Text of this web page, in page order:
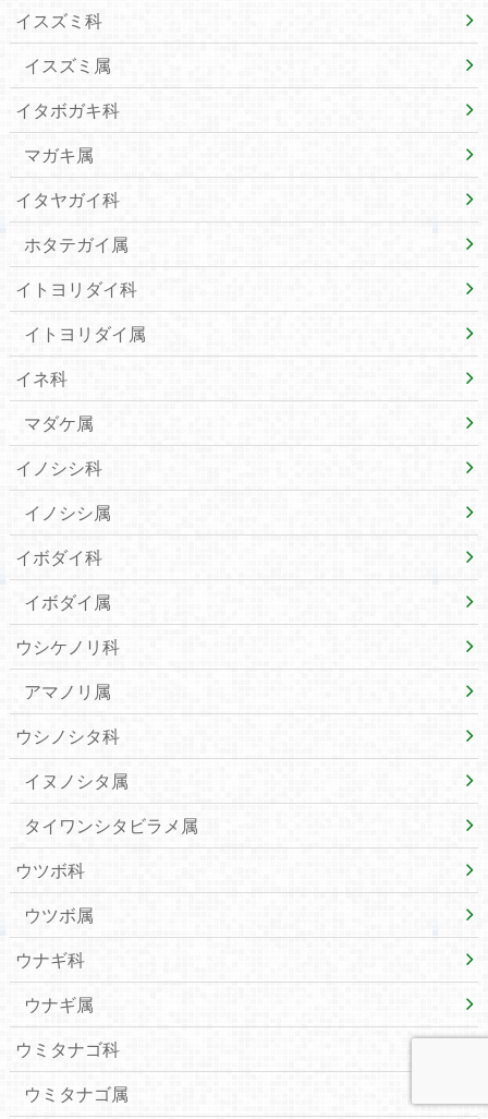
イスズミ科
イスズミ属
イタボガキ科
マガキ属
イタヤガイ科
ホタテガイ属
イトヨリダイ科
イトヨリダイ属
イネ科
マダケ属
イノシシ科
イノシシ属
イボダイ科
イボダイ属
ウシケノリ科
アマノリ属
ウシノシタ科
イヌノシタ属
タイワンシタビラメ属
ウツボ科
ウツボ属
ウナギ科
ウナギ属
ウミタナゴ科
ウミタナゴ属